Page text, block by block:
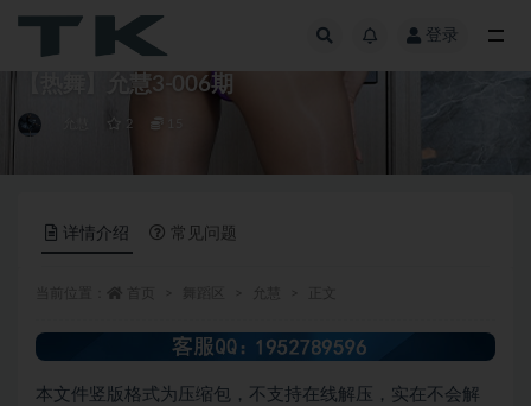
登录
【热舞】允慧3-006期
2
详情介绍 常见问题
本文件竖版格式为压缩包，不支持在线解压，实在不会解